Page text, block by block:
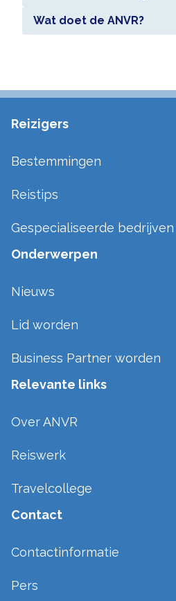
Wat doet de ANVR?
Reizigers
Bestemmingen
Reistips
Gespecialiseerde bedrijven
Onderwerpen
Nieuws
Lid worden
Business Partner worden
Relevante links
Over ANVR
Reiswerk
Travelcollege
Contact
Contactinformatie
Pers